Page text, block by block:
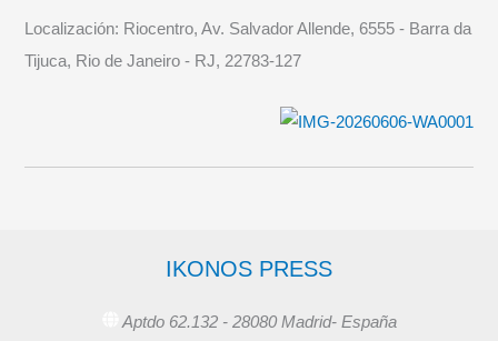
Localización: Riocentro, Av. Salvador Allende, 6555 - Barra da
Tijuca, Rio de Janeiro - RJ, 22783-127
IKONOS PRESS
Aptdo 62.132 - 28080 Madrid- España